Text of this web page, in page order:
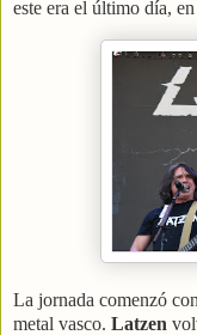
este era el último día,
La jornada comenzó
metal vasco. Latzen